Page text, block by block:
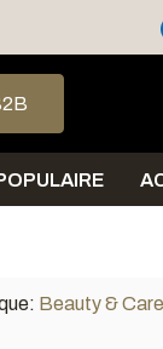
bas pour
Beauty & Care